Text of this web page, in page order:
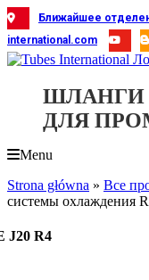
Skip
to
content
Ближайшее
international.com
ШЛАНГИ
ДЛЯ
Menu
Strona główna » Все
системы охлаждения
J20 R4